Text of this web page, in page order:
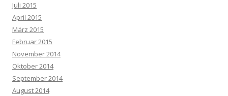
Juli 2015
April 2015
März 2015
Februar 2015
November 2014
Oktober 2014
September 2014
August 2014